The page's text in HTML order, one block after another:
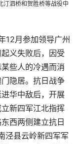
汀泗桥和贺胜桥等战役中
12月参加领导广州
义失败后，因受
些人的冷遇而消
隐居。抗日战争
华中敌后，开展
新四军江北指挥
西两侧建立抗日
泾县云岭新四军军